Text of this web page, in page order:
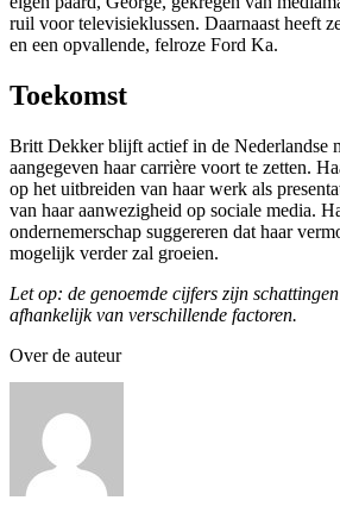
ruil voor televisieklussen. Daarnaast heeft
en een opvallende, felroze Ford Ka.
Toekomst
Britt Dekker blijft actief in de Nederlandse
aangegeven haar carrière voort te zetten.
op het uitbreiden van haar werk als
van haar aanwezigheid op sociale media.
ondernemerschap suggereren dat haar
mogelijk verder zal groeien.
Let op: de genoemde cijfers zijn
afhankelijk van verschillende factoren.
Over de auteur